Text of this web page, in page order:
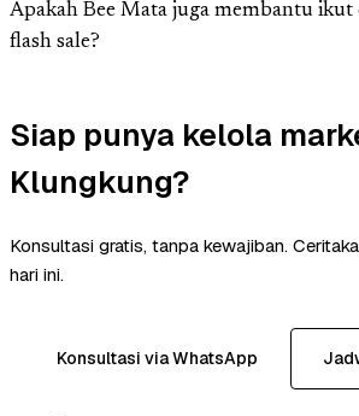
Apakah Bee Mata juga membantu ikut
flash sale?
Siap punya kelola
Klungkung?
Konsultasi gratis, tanpa kewajiban.
hari ini.
Konsultasi via WhatsApp